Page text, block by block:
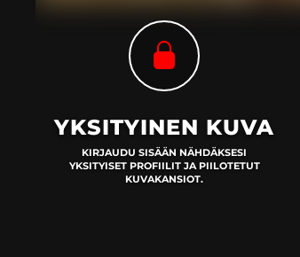
YKSITYINEN KUVA
KIRJAUDU SISÄÄN NÄHDÄKSESI
YKSITYISET PROFIILIT JA PIILOTETUT
KUVAKANSIOT.